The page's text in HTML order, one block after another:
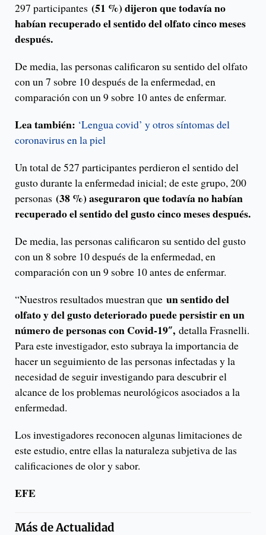
297 participantes (51 %) dijeron que todavía no
habían recuperado el sentido del olfato cinco meses
después.
De media, las personas calificaron su sentido del olfato
con un 7 sobre 10 después de la enfermedad, en
comparación con un 9 sobre 10 antes de enfermar.
Lea también: ‘Lengua covid’ y otros síntomas del
coronavirus en la piel
Un total de 527 participantes perdieron el sentido del
gusto durante la enfermedad inicial; de este grupo, 200
personas (38 %) aseguraron que todavía no habían
recuperado el sentido del gusto cinco meses después.
De media, las personas calificaron su sentido del gusto
con un 8 sobre 10 después de la enfermedad, en
comparación con un 9 sobre 10 antes de enfermar.
“Nuestros resultados muestran que un sentido del
olfato y del gusto deteriorado puede persistir en un
número de personas con Covid-19″, detalla Frasnelli.
Para este investigador, esto subraya la importancia de
hacer un seguimiento de las personas infectadas y la
necesidad de seguir investigando para descubrir el
alcance de los problemas neurológicos asociados a la
enfermedad.
Los investigadores reconocen algunas limitaciones de
este estudio, entre ellas la naturaleza subjetiva de las
calificaciones de olor y sabor.
EFE
Más deActualidad